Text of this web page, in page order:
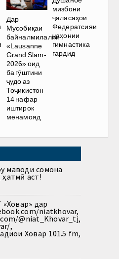
Дар
Мусобиқаи
байналмилалии
«Lausanne
Grand Slam-
2026» оид
ба гӯштини
ҷудо аз
Тоҷикистон
14 нафар
иштирок
менамояд
мизбони
ҷаласаҳои
Федератсияи
ҷаҳонии
гимнастика
гардид
маводи сомона
аст!
дар
niatkhovar,
@niat_Khovar_tj,
,
Ховар 101.5 fm,